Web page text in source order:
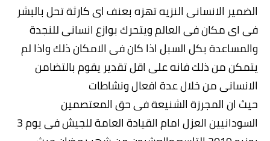
الضمير الانسانى النزيه تهزه بعنف اى كارثة تحل بالبشر
فى اى مكان فى العالم ويتحرك بوازع انسانى للنجدة
والمساعدة بكل السبل اذا كان فى الامكان ذلك واذا لم
يتمكن من ذلك فانه على اقل تقدير يقوم بالتضامن
الانسانى من خلال عدة افعال ونشاطات
حيث ان المجرزة الشنيعة فى حق المعتصمين
السودانيين العزل امام القيادة العامة للجيش فى يوم 3